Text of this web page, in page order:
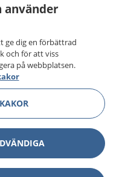
och information om
du kan kontakta.
och göra dina
1177 för
bättre.
Visa
använder
ge dig en förbättrad
och för att viss
på webbplatsen.